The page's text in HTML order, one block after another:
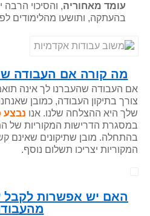
עומד מאחוריה, והסיכוי
בהעתקה, ותושעו מהלימודים
מה קורה אם העבודה
אם העבודה שהעברנו לך אינה
צורך בתיקון העבודה, כמובן
שלך היא ההצלחה שלנו. אנו נבצע
במסגרת הדרישות המקוריות של
בהתחלה. מובן שתיקונים שאינם
המקוריות יצריכו תשלום נוסף.
האם יש אפשרות לקבל